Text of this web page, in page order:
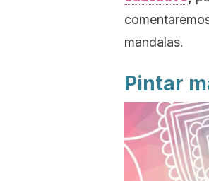
mandalas.
Pintar